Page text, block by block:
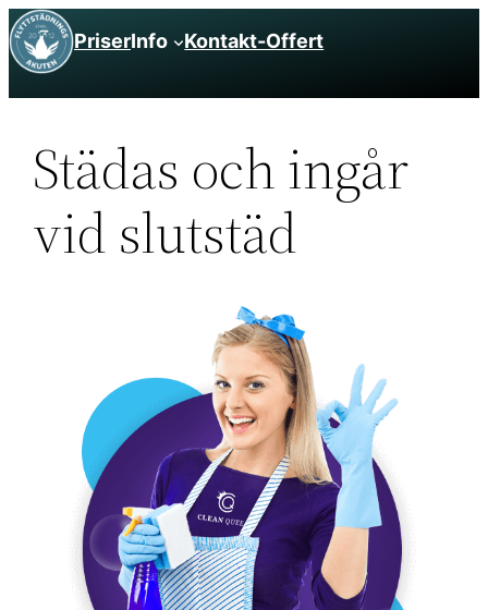
Hoppa
till
PriserInfo Kontakt-Offert
Städas och ingår
vid slutstäd